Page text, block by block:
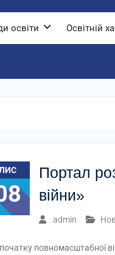
освіти Освітній
Портал
війни»
admin
початку повномасштабної